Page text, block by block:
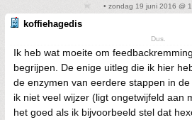
• zondag 19 juni 2016 @
koffiehagedis
Dus.
Ik heb wat moeite om
begrijpen. De enige uitleg die ik hier
de enzymen van eerdere stappen in
ik niet veel wijzer (ligt ongetwijfeld aan
het goed als ik bijvoorbeeld stel dat